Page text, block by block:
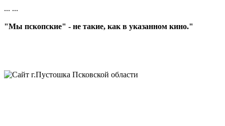
... ...
"Мы пскопские" - не такие, как в указанном кино."